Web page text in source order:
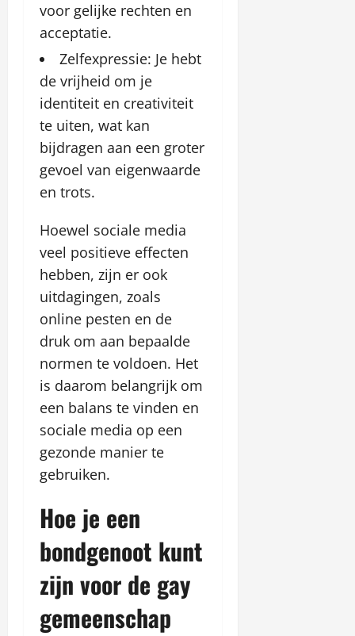
voor gelijke rechten en
acceptatie.
Zelfexpressie: Je hebt
de vrijheid om je
identiteit en creativiteit
te uiten, wat kan
bijdragen aan een groter
gevoel van eigenwaarde
en trots.
Hoewel sociale media
veel positieve effecten
hebben, zijn er ook
uitdagingen, zoals
online pesten en de
druk om aan bepaalde
normen te voldoen. Het
is daarom belangrijk om
een balans te vinden en
sociale media op een
gezonde manier te
gebruiken.
Hoe je een
bondgenoot kunt
zijn voor de gay
gemeenschap